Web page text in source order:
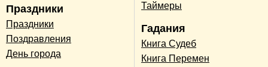
Праздники
Праздники
Поздравления
День города
Таймеры
Гадания
Книга Судеб
Книга Перемен